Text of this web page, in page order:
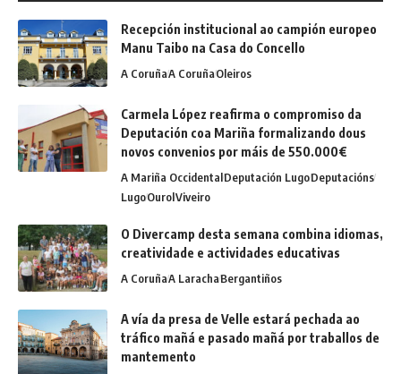
Recepción institucional ao campión europeo
Manu Taibo na Casa do Concello
A CoruñaA CoruñaOleiros
Carmela López reafirma o compromiso da
Deputación coa Mariña formalizando dous
novos convenios por máis de 550.000€
A Mariña OccidentalDeputación LugoDeputacións
LugoOurolViveiro
O Divercamp desta semana combina idiomas,
creatividade e actividades educativas
A CoruñaA LarachaBergantiños
A vía da presa de Velle estará pechada ao
tráfico mañá e pasado mañá por traballos de
mantemento